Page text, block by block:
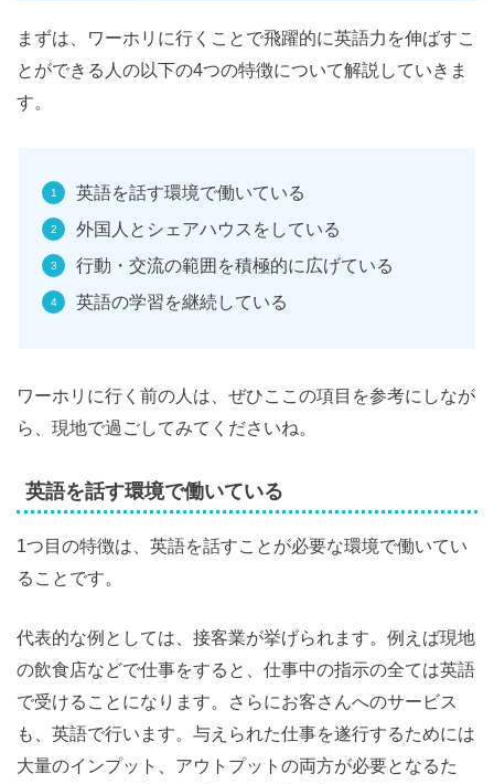
まずは、ワーホリに行くことで飛躍的に英語力を伸ばすこ
とができる人の以下の4つの特徴について解説していきま
す。
英語を話す環境で働いている
外国人とシェアハウスをしている
行動・交流の範囲を積極的に広げている
英語の学習を継続している
ワーホリに行く前の人は、ぜひここの項目を参考にしなが
ら、現地で過ごしてみてくださいね。
英語を話す環境で働いている
1つ目の特徴は、英語を話すことが必要な環境で働いてい
ることです。
代表的な例としては、接客業が挙げられます。例えば現地
の飲食店などで仕事をすると、仕事中の指示の全ては英語
で受けることになります。さらにお客さんへのサービス
も、英語で行います。与えられた仕事を遂行するためには
大量のインプット、アウトプットの両方が必要となるた